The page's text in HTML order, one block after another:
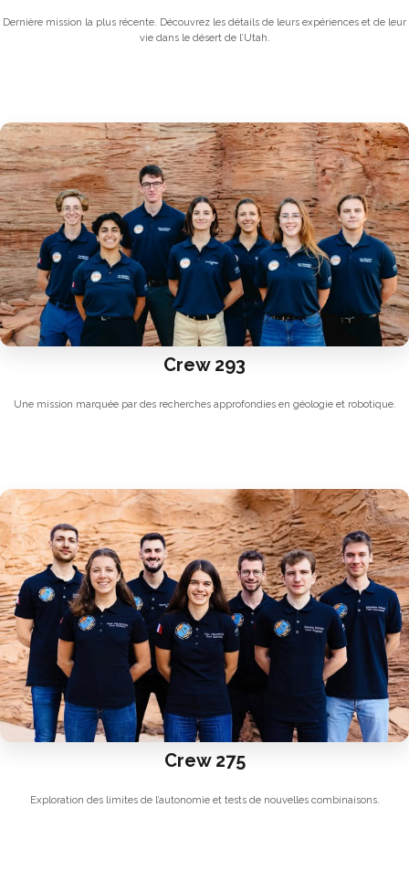
Dernière mission la plus récente. Découvrez les détails de leurs expériences et de leur
vie dans le désert de l’Utah.
Crew 293
Une mission marquée par des recherches approfondies en géologie et robotique.
Crew 275
Exploration des limites de l’autonomie et tests de nouvelles combinaisons.